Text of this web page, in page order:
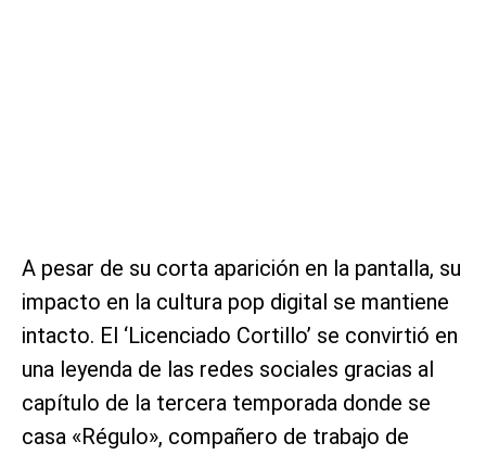
A pesar de su corta aparición en la pantalla, su
impacto en la cultura pop digital se mantiene
intacto. El ‘Licenciado Cortillo’ se convirtió en
una leyenda de las redes sociales gracias al
capítulo de la tercera temporada donde se
casa «Régulo», compañero de trabajo de